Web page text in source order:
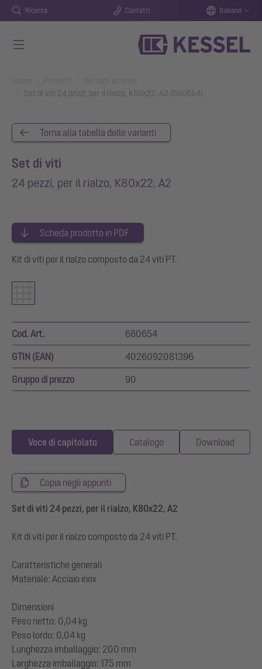
Ricerca Contatti Italiano
Set di viti 24 pezzi, per il rialzo, K80x22, A2 (680654)
Torna alla tabella delle varianti
Set di viti
24 pezzi, per il rialzo, K80x22, A2
Scheda prodotto in PDF
Kit di viti per il rialzo composto da 24 viti PT.
Cod. Art. 680654
GTIN (EAN) 4026092081396
Gruppo di prezzo 90
Voce di capitolato Catalogo Download
Copia negli appunti
Set di viti 24 pezzi, per il rialzo, K80x22, A2
Kit di viti per il rialzo composto da 24 viti PT.
Caratteristiche generali
Materiale: Acciaio inox
Dimensioni
Peso netto: 0,04 kg
Peso lordo: 0,04 kg
Lunghezza imballaggio: 200 mm
Larghezza imballaggio: 175 mm